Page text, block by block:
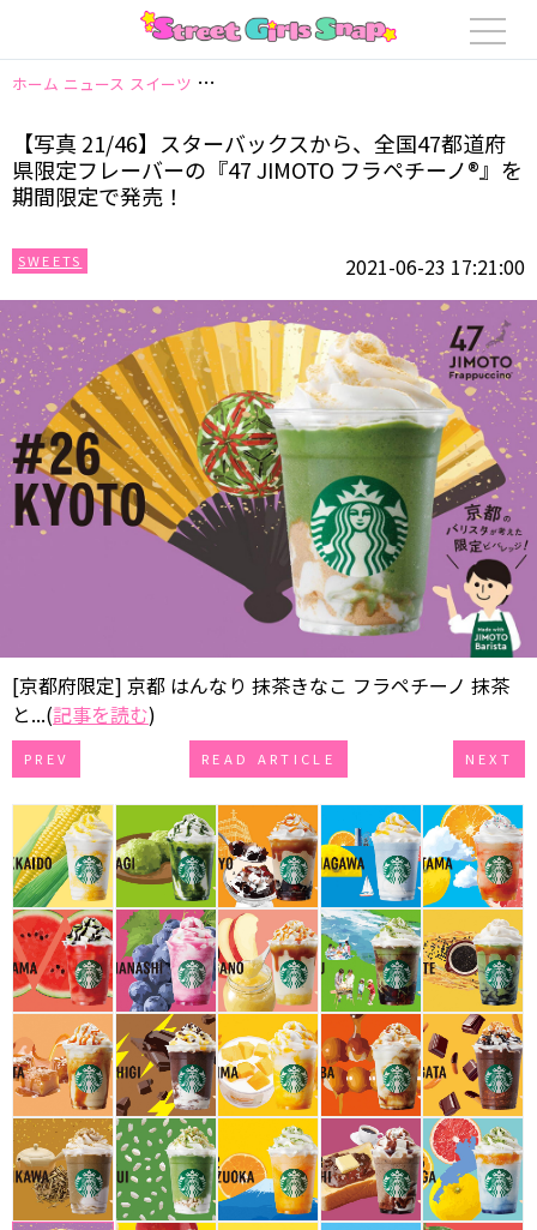
ホーム ニュース スイーツ 【写真 21/46】スターバックスから、全国47都
【写真 21/46】スターバックスから、全国47都道府
県限定フレーバーの『47 JIMOTO フラペチーノ®』を
期間限定で発売！
SWEETS 2021-06-23 17:21:00
[京都府限定] 京都 はんなり 抹茶きなこ フラペチーノ 抹茶
と...(記事を読む)
PREV READ ARTICLE NEXT